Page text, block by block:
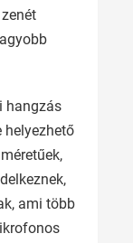
hangzás
helyezhető
ami több